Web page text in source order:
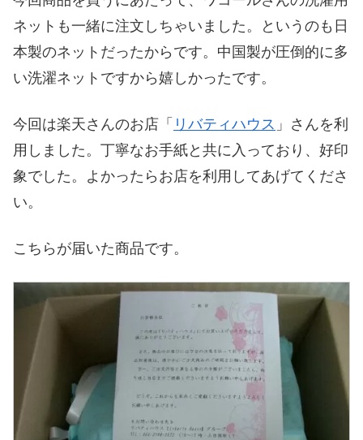
ネットも一緒に注文しちゃいました。というのも日
本製のネットだったからです。中国製が圧倒的に多
い洗濯ネットですから嬉しかったです。
今回は楽天さんのお店「 リバティハウス 」さんを利
用しました。丁寧なお手紙と共に入っており、好印
象でした。よかったらお店を利用してあげてくださ
い。
こちらが届いた商品です。